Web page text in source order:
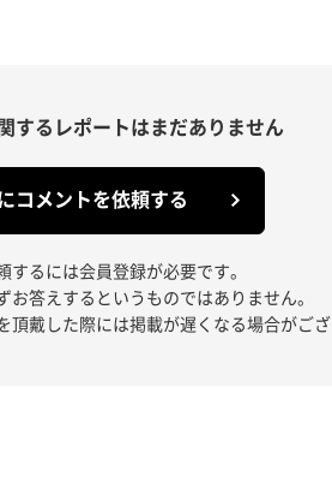
する レポートはまだありません
コメントを依頼する
るには会員登録が必要です。
答えするというものではありません。
戴した際には掲載が遅くなる場合がご